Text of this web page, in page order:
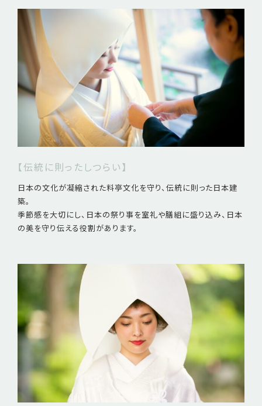
【伝統に則ったしつらい】
日本の文化が凝縮された料亭文化を守り、伝統に則った日本建
築。
季節感を大切にし、日本の祭り事を室礼や膳組に盛り込み、日本
の美を守り伝える役割があります。